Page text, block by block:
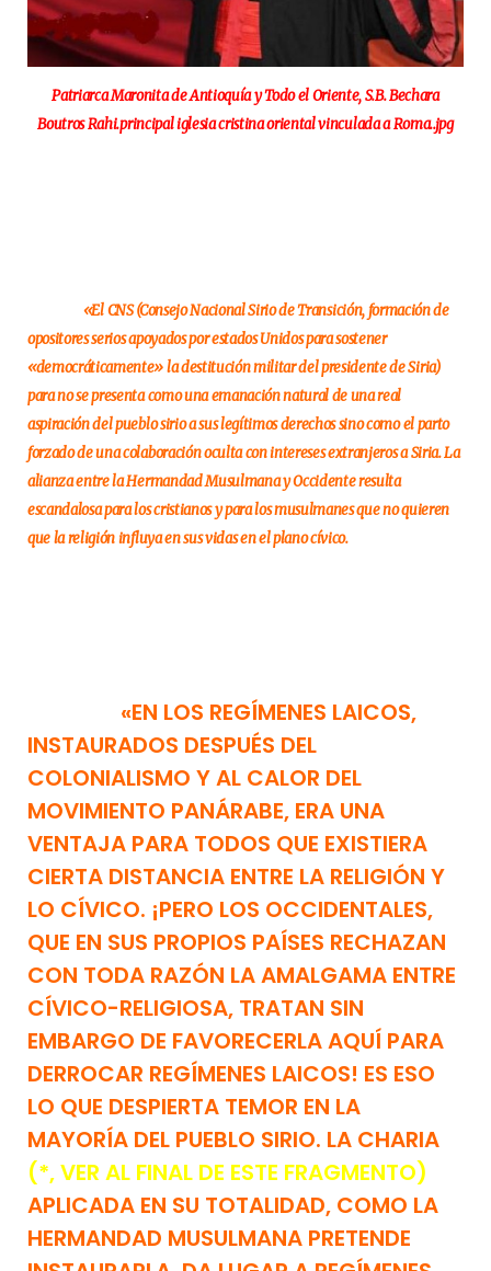
Patriarca Maronita de Antioquía y Todo el Oriente, S.B. Bechara
Boutros Rahi.principal iglesia cristina oriental vinculada a Roma..jpg
«El CNS (Consejo Nacional Sirio de Transición, formación de
opositores serios apoyados por estados Unidos para sostener
«democráticamente» la destitución militar del presidente de Siria)
para no se presenta como una emanación natural de una real
aspiración del pueblo sirio a sus legítimos derechos sino como el parto
forzado de una colaboración oculta con intereses extranjeros a Siria. La
alianza entre la Hermandad Musulmana y Occidente resulta
escandalosa para los cristianos y para los musulmanes que no quieren
que la religión influya en sus vidas en el plano cívico.
«EN LOS REGÍMENES LAICOS,
INSTAURADOS DESPUÉS DEL
COLONIALISMO Y AL CALOR DEL
MOVIMIENTO PANÁRABE, ERA UNA
VENTAJA PARA TODOS QUE EXISTIERA
CIERTA DISTANCIA ENTRE LA RELIGIÓN Y
LO CÍVICO. ¡PERO LOS OCCIDENTALES,
QUE EN SUS PROPIOS PAÍSES RECHAZAN
CON TODA RAZÓN LA AMALGAMA ENTRE
CÍVICO-RELIGIOSA, TRATAN SIN
EMBARGO DE FAVORECERLA AQUÍ PARA
DERROCAR REGÍMENES LAICOS! ES ESO
LO QUE DESPIERTA TEMOR EN LA
MAYORÍA DEL PUEBLO SIRIO. LA CHARIA
(*, VER AL FINAL DE ESTE FRAGMENTO)
APLICADA EN SU TOTALIDAD, COMO LA
HERMANDAD MUSULMANA PRETENDE